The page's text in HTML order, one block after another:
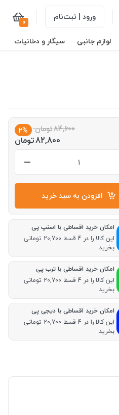
ورود | ثبت‌نام 0
لوازم جانبی سیگار و دخانیات
84,600تومان 2%
82,800تومان
افزودن به سبد خرید
امکان خرید اقساطی با اسنپ پی
این کالا را در 4 قسط 20,700 تومانی
بخرید
امکان خرید اقساطی با ترب پی
این کالا را در 4 قسط 20,700 تومانی
بخرید
امکان خرید اقساطی با دیجی پی
این کالا را در 4 قسط 20,700 تومانی
بخرید